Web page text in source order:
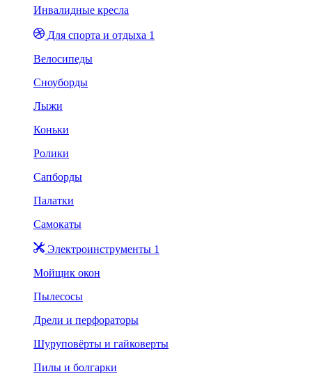
Инвалидные кресла
Для спорта и отдыха 1
Велосипеды
Сноуборды
Лыжи
Коньки
Ролики
Сапборды
Палатки
Самокаты
Электроинструменты 1
Мойщик окон
Пылесосы
Дрели и перфораторы
Шуруповёрты и гайковерты
Пилы и болгарки